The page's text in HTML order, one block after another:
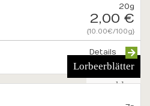
Lorbeerblätter
gemahlen
20g
2,00 €
{10.00€/100g}
Details